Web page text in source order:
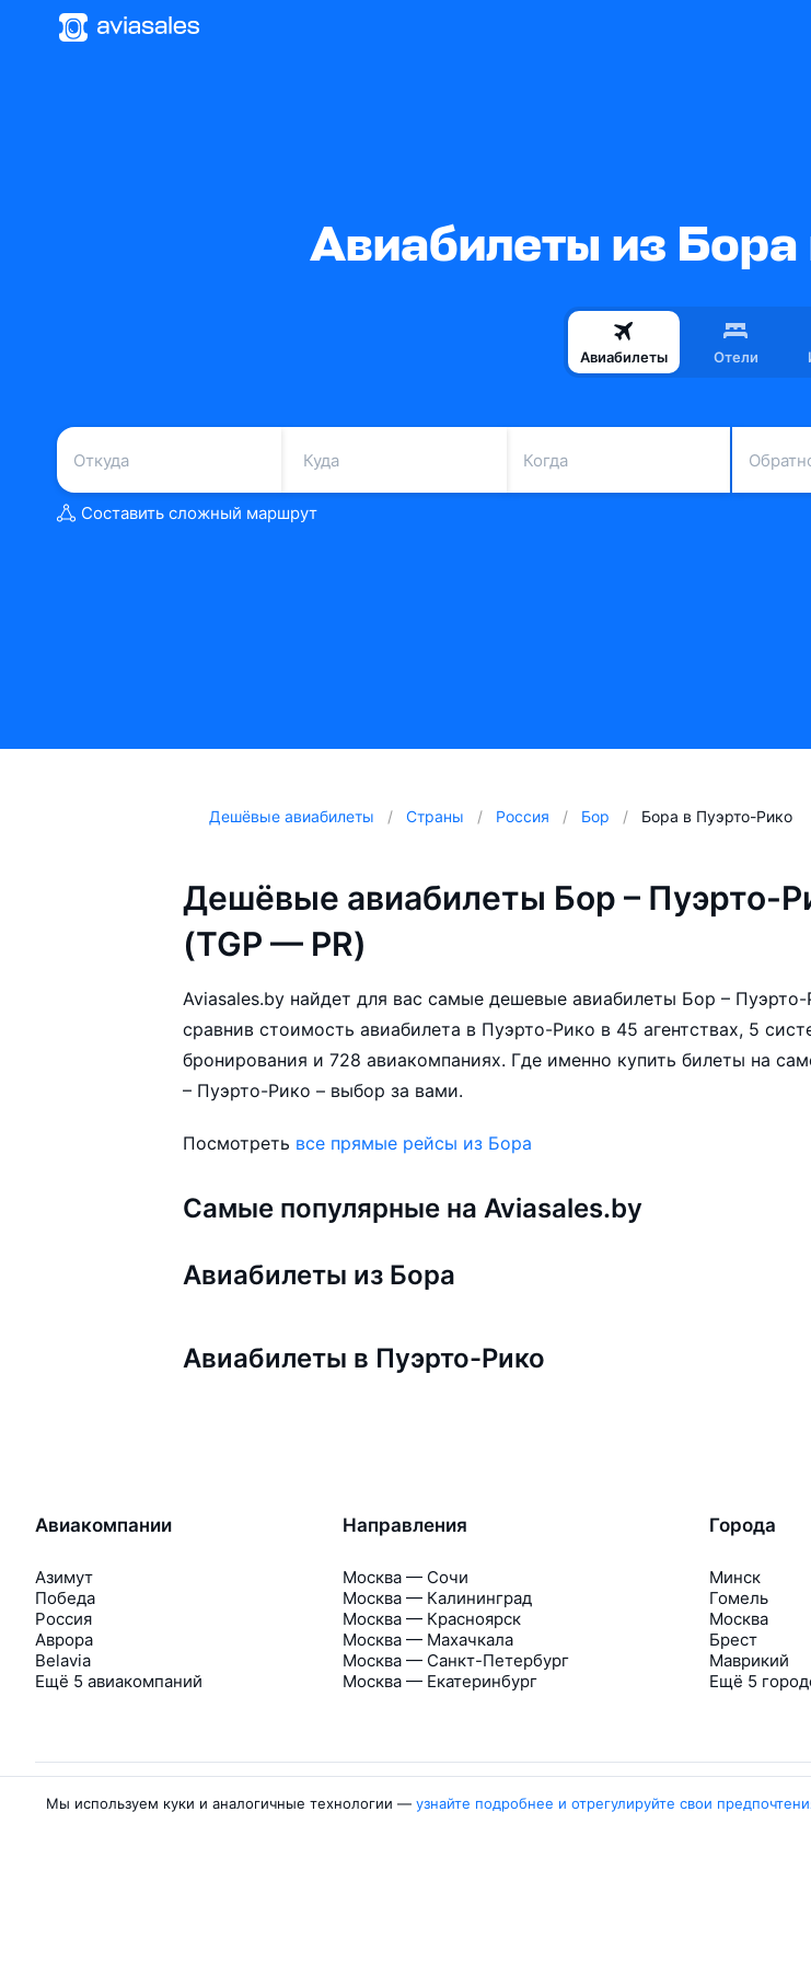
Авиабилеты из
Авиабилеты Отели
Когда
Составить сложный маршрут
Дешёвые авиабилеты Страны Россия Бор Бора в Пуэрто-Рико
Дешёвые авиабилеты Бор – Пуэрто-
(TGP — PR)
Aviasales.by найдет для вас самые дешевые авиабилеты Бор – Пуэрто-
сравнив стоимость авиабилета в Пуэрто-Рико в 45 агентствах, 5
бронирования и 728 авиакомпаниях. Где именно купить билеты на
– Пуэрто-Рико – выбор за вами.
Посмотреть все прямые рейсы из Бора
Самые популярные на Aviasales.by
Авиабилеты из Бора
Авиабилеты в Пуэрто-Рико
Авиакомпании
Азимут
Победа
Россия
Аврора
Belavia
Ещё 5 авиакомпаний
Направления
Москва — Сочи
Москва — Калининград
Москва — Красноярск
Москва — Махачкала
Москва — Санкт-Петербург
Москва — Екатеринбург
Города
Минск
Гомель
Москва
Брест
Маврикий
Ещё 5
Мы используем куки и аналогичные технологии — узнайте подробнее и отрегулируйте свои